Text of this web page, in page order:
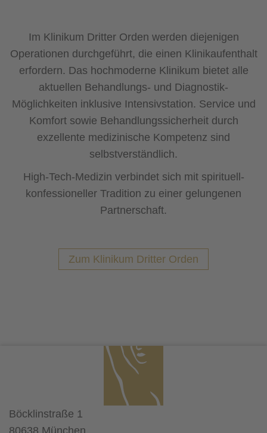
Im Klinikum Dritter Orden werden diejenigen
Operationen durchgeführt, die einen Klinikaufenthalt
erfordern. Das hochmoderne Klinikum bietet alle
aktuellen Behandlungs- und Diagnostik-
Möglichkeiten inklusive Intensivstation. Service und
Komfort sowie Behandlungssicherheit durch
exzellente medizinische Kompetenz sind
selbstverständlich.
High-Tech-Medizin verbindet sich mit spirituell-
konfessioneller Tradition zu einer gelungenen
Partnerschaft.
Zum Klinikum Dritter Orden
Böcklinstraße 1
80638 München